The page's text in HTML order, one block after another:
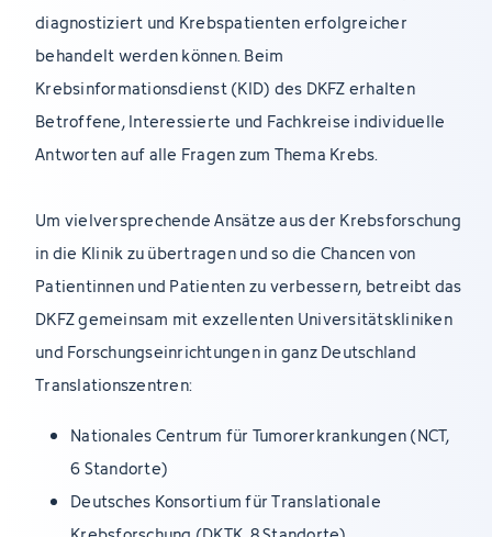
diagnostiziert und Krebspatienten erfolgreicher
behandelt werden können. Beim
Krebsinformationsdienst (KID) des DKFZ erhalten
Betroffene, Interessierte und Fachkreise individuelle
Antworten auf alle Fragen zum Thema Krebs.
Um vielversprechende Ansätze aus der Krebsforschung
in die Klinik zu übertragen und so die Chancen von
Patientinnen und Patienten zu verbessern, betreibt das
DKFZ gemeinsam mit exzellenten Universitätskliniken
und Forschungseinrichtungen in ganz Deutschland
Translationszentren:
Nationales Centrum für Tumorerkrankungen (NCT,
6 Standorte)
Deutsches Konsortium für Translationale